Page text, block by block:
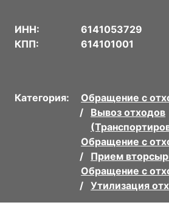
ИНН:
6141053729
КПП:
614101001
Категория:
Обращение с
Вывоз отходов
Обращение с
Прием
Обращение с
Утилизация